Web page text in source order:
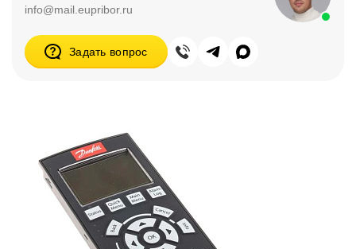
info@mail.eupribor.ru
Задать вопрос